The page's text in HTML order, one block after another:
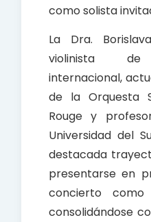
como solista
La Dra.
violinista de
internacional,
de la Orquesta
Rouge y
Universidad del
destacada
presentarse en
concierto
consolidándose